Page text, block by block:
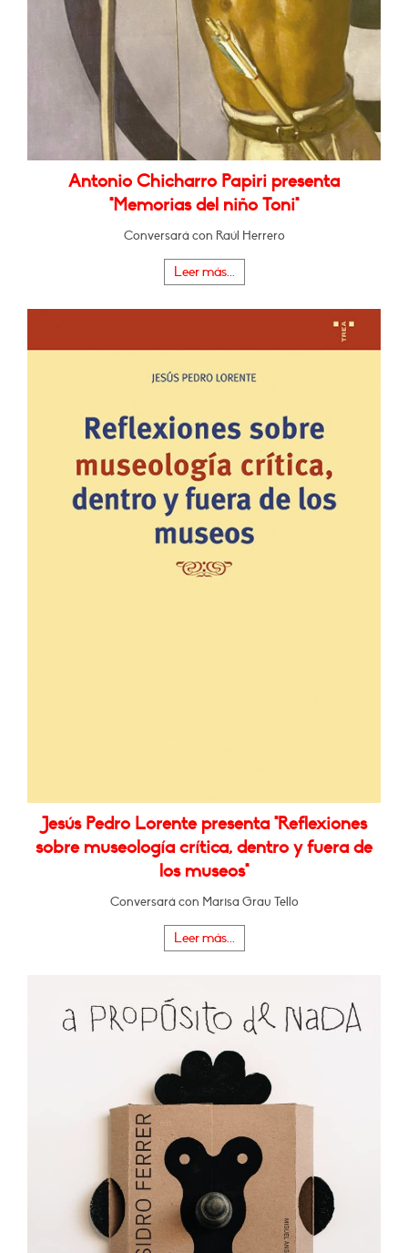
Antonio Chicharro Papiri presenta
"Memorias del niño Toni"
Conversará con Raúl Herrero
Leer más...
Jesús Pedro Lorente presenta "Reflexiones
sobre museología crítica, dentro y fuera de
los museos"
Conversará con Marisa Grau Tello
Leer más...